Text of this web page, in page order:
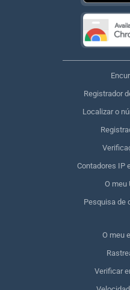
Registrador
Localizar o
Contadores IP
O meu
Pesquisa de
O meu
Verificar